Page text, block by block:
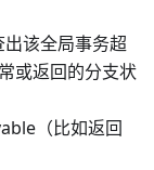
该全局事务超
或返回的分支状
（比如返回